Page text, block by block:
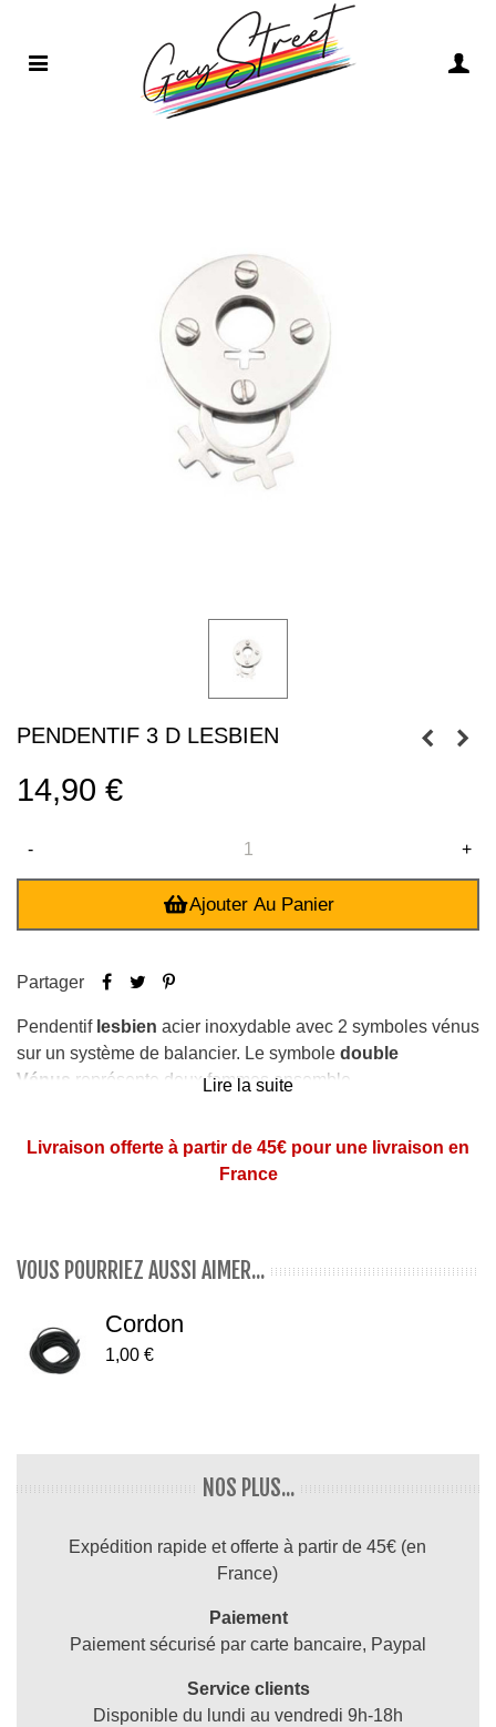
PENDENTIF 3 D LESBIEN
14,90 €
- +
Ajouter Au Panier
Partager
Pendentif lesbien acier inoxydable avec 2 symboles vénus
sur un système de balancier. Le symbole double
Vénus représente deux femmes ensemble.
Enacier inoxydable(pas d'allergie)
Le pendentif est rond. Il est creusé au milieu pour faire
inférieure du pendentif.
Pensez au cordon vendu à part
Lire la suite
Livraison offerte à partir de 45€ pour une livraison en
France
VOUS POURRIEZ AUSSI AIMER...
Cordon
1,00 €
NOS PLUS...
Expédition rapide et offerte à partir de 45€ (en
France)
Paiement
Paiement sécurisé par carte bancaire, Paypal
Service clients
Disponible du lundi au vendredi 9h-18h